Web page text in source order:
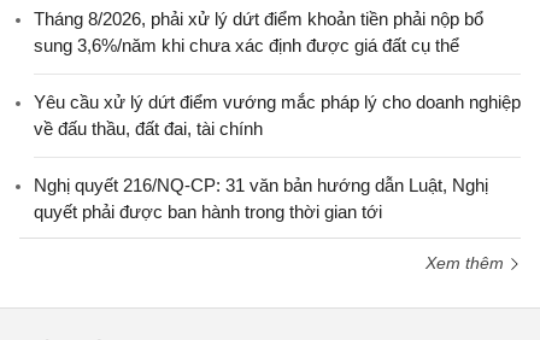
Tháng 8/2026, phải xử lý dứt điểm khoản tiền phải nộp bổ
sung 3,6%/năm khi chưa xác định được giá đất cụ thể
Yêu cầu xử lý dứt điểm vướng mắc pháp lý cho doanh nghiệp
về đấu thầu, đất đai, tài chính
Nghị quyết 216/NQ-CP: 31 văn bản hướng dẫn Luật, Nghị
quyết phải được ban hành trong thời gian tới
Xem thêm